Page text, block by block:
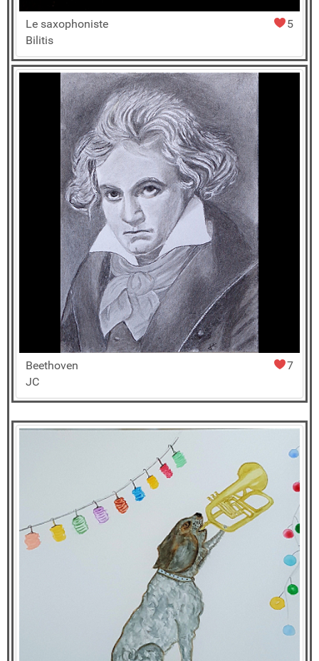
5
Le saxophoniste
Bilitis
7
Beethoven
JC